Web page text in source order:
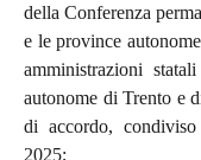
della Conferenza
e le province
amministrazioni
autonome di Trento e
di accordo,
2025;